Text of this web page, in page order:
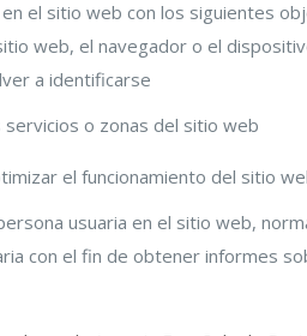
el sitio web con los siguientes
web, el navegador o el
a identificarse
o zonas del sitio web
el funcionamiento del sitio
usuaria en el sitio web,
con el fin de obtener informes